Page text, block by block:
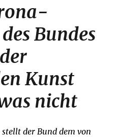
Bundes
Kunst
nicht
der Bund dem von